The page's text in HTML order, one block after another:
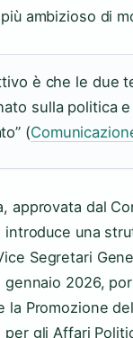
ambizioso di
è che le
sulla politica
(
approvata dal
introduce una
Segretari
gennaio 2026,
la Promozione
per gli Affari